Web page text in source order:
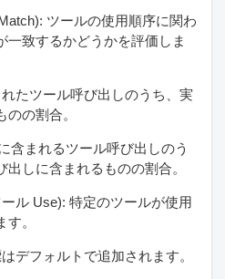
ツールの使用順序に関わ
一致するかどうかを評価しま
たツール呼び出しのうち、実
の割合。
含まれるツール呼び出しのう
しに含まれるものの割合。
ル Use): 特定のツールが使用
。
デフォルトで追加されます。